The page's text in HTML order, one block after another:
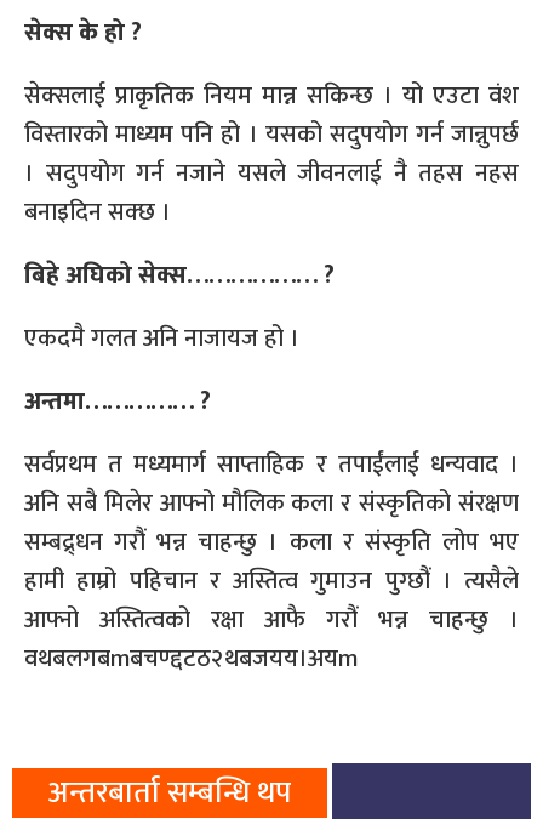
सेक्स के हो ?
सेक्सलाई प्राकृतिक नियम मान्न सकिन्छ । यो एउटा वंश
विस्तारको माध्यम पनि हो । यसको सदुपयोग गर्न जान्नुपर्छ
। सदुपयोग गर्न नजाने यसले जीवनलाई नै तहस नहस
बनाइदिन सक्छ ।
बिहे अघिको सेक्स……………… ?
एकदमै गलत अनि नाजायज हो ।
अन्तमा…………… ?
सर्वप्रथम त मध्यमार्ग साप्ताहिक र तपाईंलाई धन्यवाद ।
अनि सबै मिलेर आफ्नो मौलिक कला र संस्कृतिको संरक्षण
सम्बद्र्धन गरौं भन्न चाहन्छु । कला र संस्कृति लोप भए
हामी हाम्रो पहिचान र अस्तित्व गुमाउन पुग्छौं । त्यसैले
आफ्नो अस्तित्वको रक्षा आफै गरौं भन्न चाहन्छु ।
वथबलगबmबचण्द्दटठ२थबजयय।अयm
अन्तरबार्ता सम्बन्धि थप